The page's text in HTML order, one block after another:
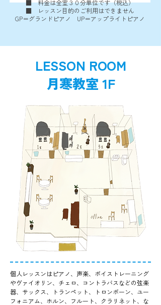
■ 料金は全室３０分単位です（税込）
■ レッスン目的のご利用はできません
GP＝グランドピアノ UP＝アップライトピアノ
LESSON ROOM
月寒教室 1F
個人レッスンはピアノ、声楽、ボイストレーニング
やヴァイオリン、チェロ、コントラバスなどの弦楽
器、サックス、トランペット、トロンボーン、ユー
フォニアム、ホルン、フルート、クラリネット、な